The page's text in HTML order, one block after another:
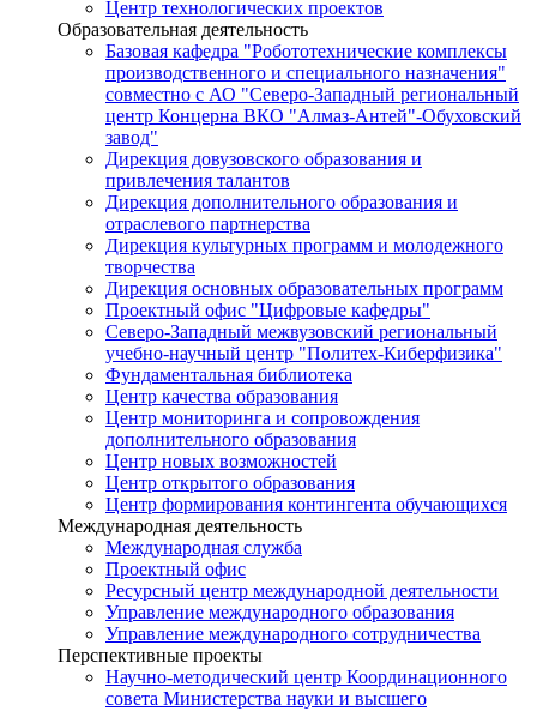
Центр технологических проектов
Образовательная деятельность
Базовая кафедра "Робототехнические комплексы
производственного и специального назначения"
совместно с АО "Северо-Западный региональный
центр Концерна ВКО "Алмаз-Антей"-Обуховский
завод"
Дирекция довузовского образования и
привлечения талантов
Дирекция дополнительного образования и
отраслевого партнерства
Дирекция культурных программ и молодежного
творчества
Дирекция основных образовательных программ
Проектный офис "Цифровые кафедры"
Северо-Западный межвузовский региональный
учебно-научный центр "Политех-Киберфизика"
Фундаментальная библиотека
Центр качества образования
Центр мониторинга и сопровождения
дополнительного образования
Центр новых возможностей
Центр открытого образования
Центр формирования контингента обучающихся
Международная деятельность
Международная служба
Проектный офис
Ресурсный центр международной деятельности
Управление международного образования
Управление международного сотрудничества
Перспективные проекты
Научно-методический центр Координационного
совета Министерства науки и высшего